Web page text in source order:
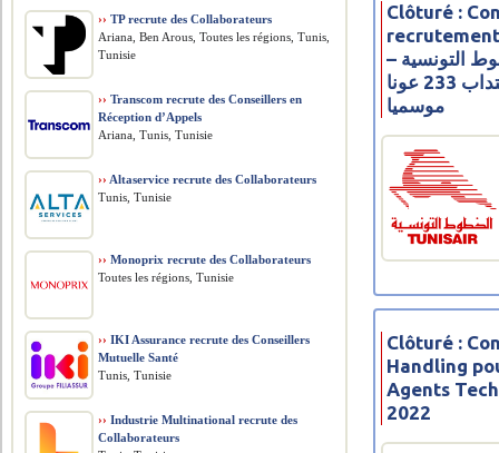
Clôturé :
– مناظرة شركة الخطوط التونسية
للخدمات الأرضية لانتداب 233 عونا
موسميا
Clôturé :
Handling
Agents
2022
›› TP recrute des Collaborateurs
Ariana, Ben Arous, Toutes les régions, Tunis,
Tunisie
›› Transcom recrute des Conseillers en
Réception d’Appels
Ariana, Tunis, Tunisie
›› Altaservice recrute des Collaborateurs
Tunis, Tunisie
›› Monoprix recrute des Collaborateurs
Toutes les régions, Tunisie
›› IKI Assurance recrute des Conseillers
Mutuelle Santé
Tunis, Tunisie
›› Industrie Multinational recrute des
Collaborateurs